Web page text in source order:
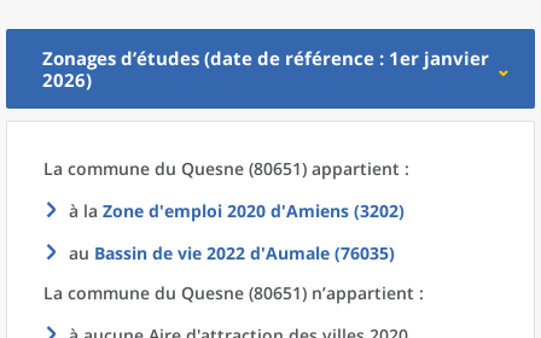
Zonages d’études (date de référence : 1er janvier
2026)
La commune du Quesne (80651) appartient :
à la Zone d'emploi 2020 d'Amiens (3202)
au Bassin de vie 2022 d'Aumale (76035)
La commune du Quesne (80651) n’appartient :